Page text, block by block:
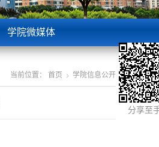
学院微媒体
当前位置： 首页 学院信息公开
分享至